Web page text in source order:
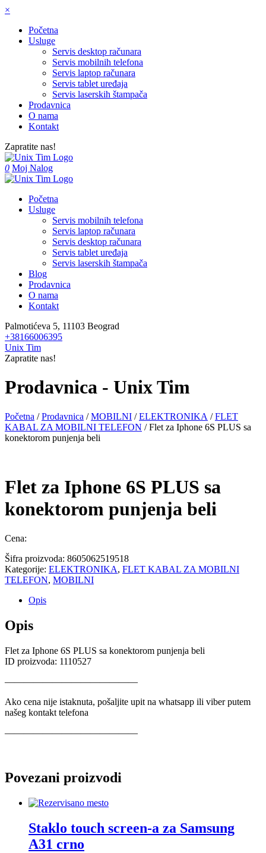
×
Početna
Usluge
Servis desktop računara
Servis mobilnih telefona
Servis laptop računara
Servis tablet uređaja
Servis laserskih štampača
Prodavnica
O nama
Kontakt
Zapratite nas!
0 Moj Nalog
Početna
Usluge
Servis mobilnih telefona
Servis laptop računara
Servis desktop računara
Servis tablet uređaja
Servis laserskih štampača
Blog
Prodavnica
O nama
Kontakt
Palmotićeva 5, 11103 Beograd
+38166006395
Unix Tim
Zapratite nas!
Prodavnica - Unix Tim
Početna /Prodavnica /MOBILNI /ELEKTRONIKA /FLET
KABAL ZA MOBILNI TELEFON / Flet za Iphone 6S PLUS sa
konektorom punjenja beli
Flet za Iphone 6S PLUS sa
konektorom punjenja beli
Cena:
Šifra proizvoda: 8605062519518
Kategorije: ELEKTRONIKA, FLET KABAL ZA MOBILNI
TELEFON, MOBILNI
Opis
Opis
Flet za Iphone 6S PLUS sa konektorom punjenja beli
ID proizvoda: 1110527
——————————————
Ako cena nije istaknuta, pošaljite upit na whatsapp ili viber putem
našeg kontakt telefona
——————————————
Povezani proizvodi
Staklo touch screen-a za Samsung
A31 crno